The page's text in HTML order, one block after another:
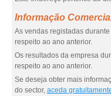
Informação
As vendas registadas
respeito ao ano anterior.
Os resultados da empresa
respeito ao ano anterior.
Se deseja obter mais
do sector, aceda